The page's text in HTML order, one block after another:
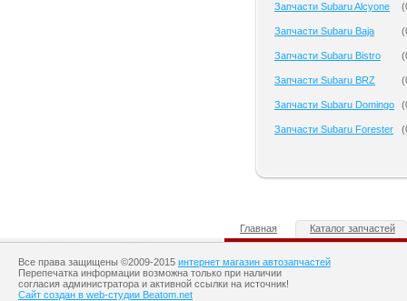
Запчасти Subaru Alcyone (
Запчасти Subaru Baja (
Запчасти Subaru Bistro (
Запчасти Subaru BRZ (
Запчасти Subaru Domingo (
Запчасти Subaru Forester (
Главная Каталог запчастей
Все права защищены ©2009-2015 интернет магазин автозапчастей
Перепечатка информации возможна только при наличии
согласия администратора и активной ссылки на источник!
Сайт создан в web-студии Beatom.net